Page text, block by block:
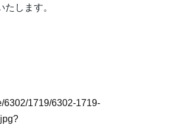
します。
6302/1719/6302-1719-